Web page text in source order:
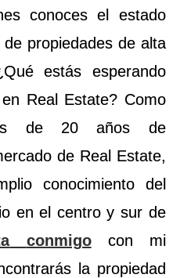
conoces el estado
propiedades de alta
estás esperando
Real Estate? Como
de 20 años de
de Real Estate,
conocimiento del
en el centro y sur de
conmigocon mi
la propiedad